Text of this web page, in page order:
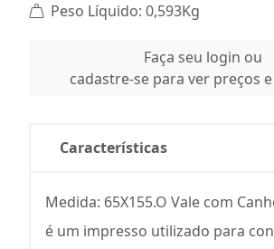
Peso Líquido: 0,593Kg
Faça seu login ou
cadastre-se para ver preços
Características
Medida: 65X155.O Vale com
é um impresso utilizado para